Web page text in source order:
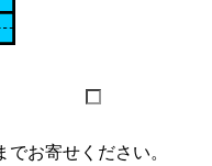
でお寄せください。